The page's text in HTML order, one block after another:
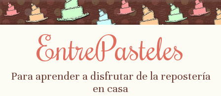
EntrePasteles
Para aprender a disfrutar de la repostería
en casa